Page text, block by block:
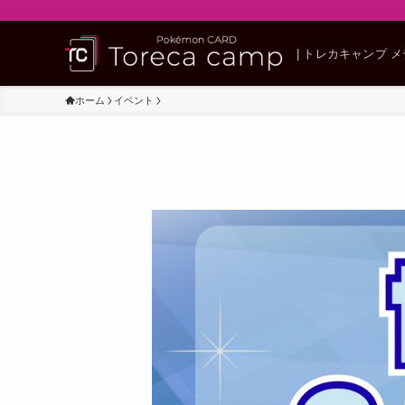
| トレカキャンプ
ホーム イベント